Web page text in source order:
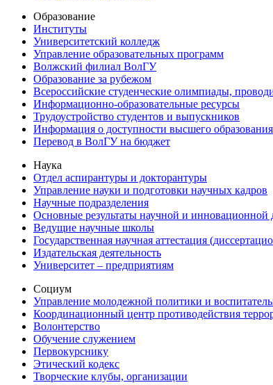
Образование
Институты
Университетский колледж
Управление образовательных программ
Волжский филиал ВолГУ
Образование за рубежом
Всероссийские студенческие олимпиады,
Информационно-образовательные ресурсы
Трудоустройство студентов и выпускников
Информация о доступности высшего
Перевод в ВолГУ на бюджет
Наука
Отдел аспирантуры и докторантуры
Управление науки и подготовки научных кадров
Научные подразделения
Основные результаты научной и инновационной
Ведущие научные школы
Государственная научная аттестация
Издательская деятельность
Университет – предприятиям
Социум
Управление молодежной политики и
Координационный центр противодействия
Волонтерство
Обучение служением
Первокурснику
Этический кодекс
Творческие клубы, организации